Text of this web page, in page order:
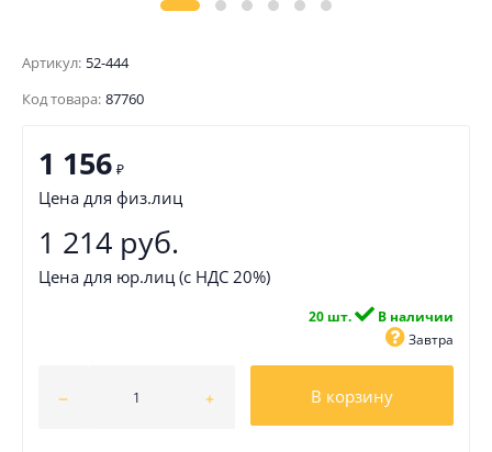
Артикул: 52-444
Код товара: 87760
1 156 ₽
Цена для физ.лиц
1 214 руб.
Цена для юр.лиц (с НДС 20%)
20 шт.
В наличии
Завтра
В корзину